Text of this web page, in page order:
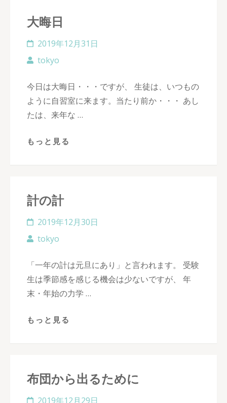
大晦日
2019年12月31日
tokyo
今日は大晦日・・・ですが、 生徒は、いつもの
ように自習室に来ます。当たり前か・・・ あし
たは、来年な …
もっと見る
計の計
2019年12月30日
tokyo
「一年の計は元旦にあり」と言われます。 受験
生は季節感を感じる機会は少ないですが、 年
末・年始の力学 …
もっと見る
布団から出るために
2019年12月29日